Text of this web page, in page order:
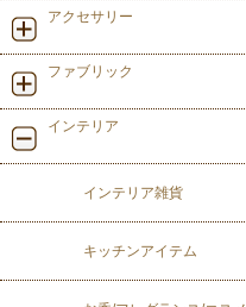
アクセサリー
ファブリック
インテリア
インテリア雑貨
キッチンアイテム